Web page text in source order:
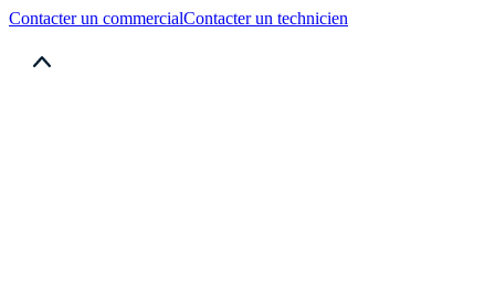
Contacter un commercialContacter un technicien